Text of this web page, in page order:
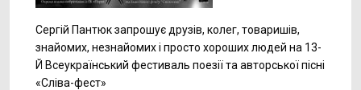
Сергій Пантюк запрошує друзів, колег, товаришів,
знайомих, незнайомих і просто хороших людей на 13-
Й Всеукраїнський фестиваль поезії та авторської пісні
«Сліва-фест»